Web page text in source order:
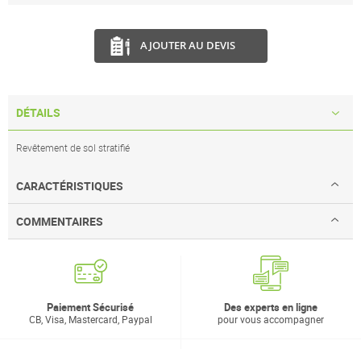
AJOUTER AU DEVIS
DÉTAILS
Revêtement de sol stratifié
CARACTÉRISTIQUES
COMMENTAIRES
Paiement Sécurisé
CB, Visa, Mastercard, Paypal
Des experts en ligne
pour vous accompagner